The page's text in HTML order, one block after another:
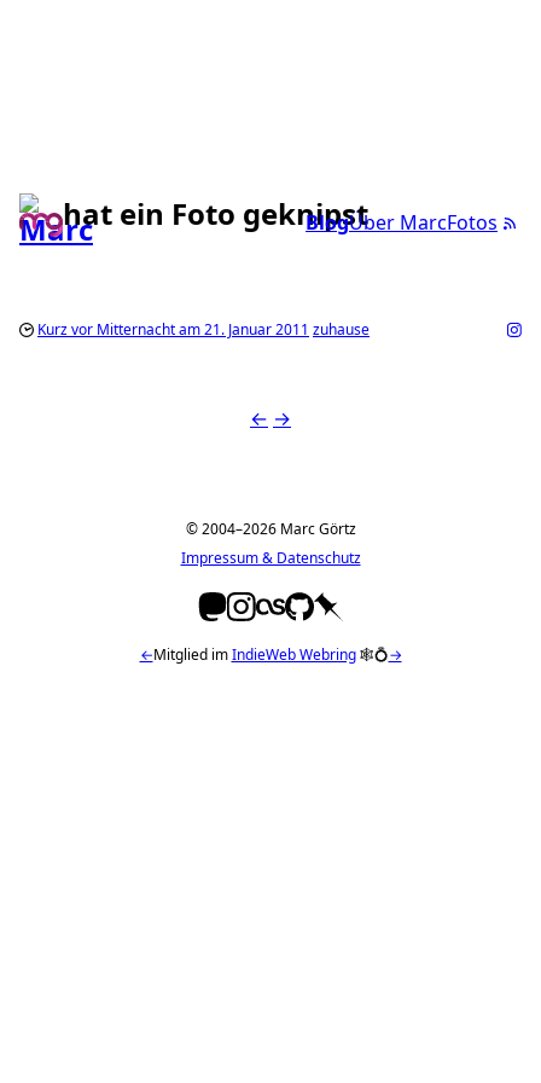
BlogÜber MarcFotos
hat ein Foto geknipst
Kurz vor Mitternacht am 21. Januar 2011 zuhause
← →
© 2004–2026 Marc Görtz
Impressum & Datenschutz
←Mitglied imIndieWeb Webring🕸💍→